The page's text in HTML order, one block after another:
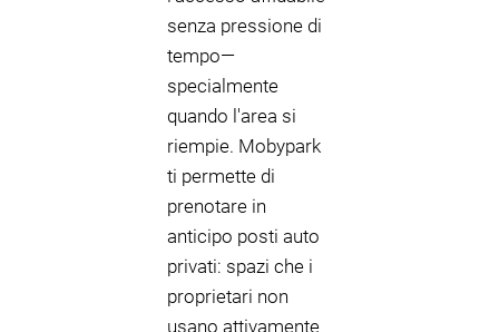
senza pressione di
tempo—
specialmente
quando l'area si
riempie. Mobypark
ti permette di
prenotare in
anticipo posti auto
privati: spazi che i
proprietari non
usano attivamente